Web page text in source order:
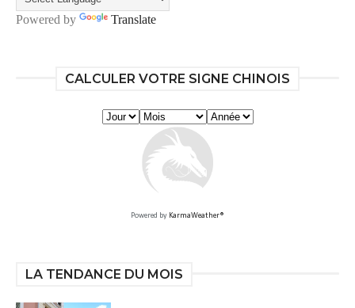
Powered by Translate
CALCULER VOTRE SIGNE CHINOIS
Powered by KarmaWeather®
LA TENDANCE DU MOIS